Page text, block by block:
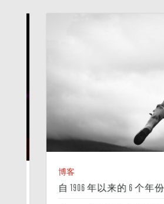
自 1906 年以来的 6 个年份…